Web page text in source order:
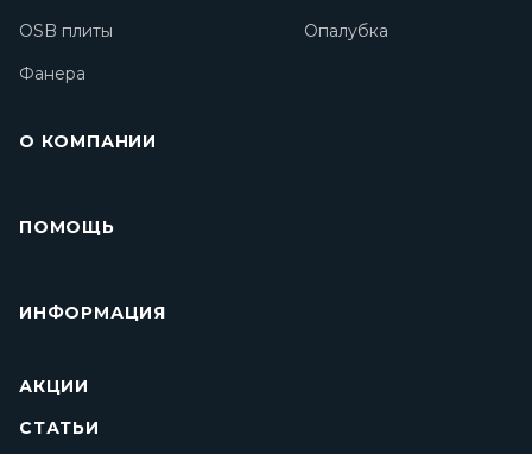
OSB плиты
Опалубка
Фанера
О КОМПАНИИ
ПОМОЩЬ
ИНФОРМАЦИЯ
АКЦИИ
СТАТЬИ